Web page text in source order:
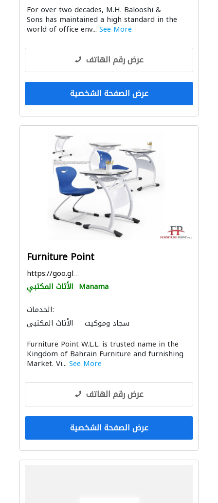
For over two decades, M.H. Balooshi &
Sons has maintained a high standard in the
world of office env... See More
عرض رقم الهاتف
عرض الصفحة الشخصية
Furniture Point
https://goo.gl/maps/ddwHRmeAC55tpyQ56
الأثاث المكتبي Manama
الخدمات:
الأثاث المكتبي
سجاد وموكيت
Furniture Point W.L.L. is trusted name in the
Kingdom of Bahrain Furniture and furnishing
Market. Vi... See More
عرض رقم الهاتف
عرض الصفحة الشخصية